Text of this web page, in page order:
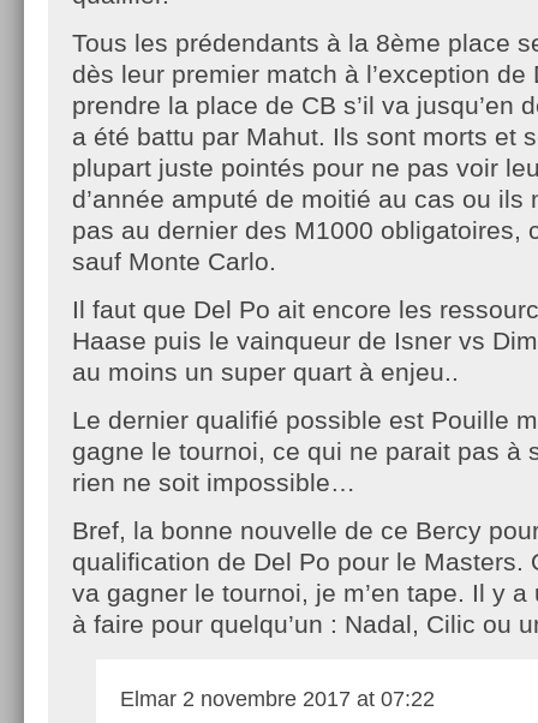
Tous les prédendants à la 8ème place
dès leur premier match à l’exception de
prendre la place de CB s’il va jusqu’en
a été battu par Mahut. Ils sont morts et
plupart juste pointés pour ne pas voir
d’année amputé de moitié au cas ou ils
pas au dernier des M1000 obligatoires,
sauf Monte Carlo.
Il faut que Del Po ait encore les
Haase puis le vainqueur de Isner vs
au moins un super quart à enjeu..
Le dernier qualifié possible est Pouille
gagne le tournoi, ce qui ne parait pas à
rien ne soit impossible…
Bref, la bonne nouvelle de ce Bercy
qualification de Del Po pour le Masters.
va gagner le tournoi, je m’en tape. Il y
à faire pour quelqu’un : Nadal, Cilic ou
Elmar 2 novembre 2017 at 07:22